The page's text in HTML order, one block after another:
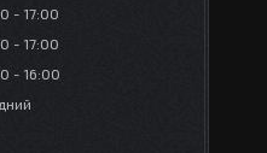
17:00
17:00
16:00